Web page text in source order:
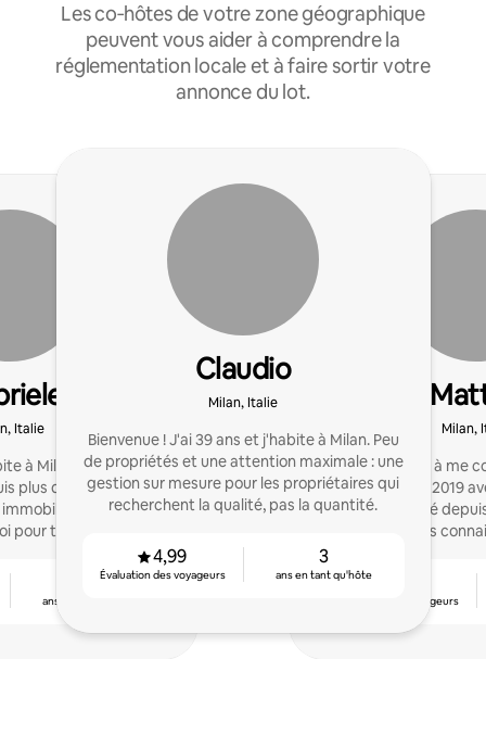
Les co‑hôtes de votre zone géographique
peuvent vous aider à comprendre la
réglementation locale et à faire sortir votre
annonce du lot.
Italie
à Milan et je travaille
plus de 2 ans, je gère
à Milan et
pour tout besoin !
ans en tant qu'hôte
Claudio
Milan, Italie
Bienvenue ! J'ai 39 ans et j'habite à Milan. Peu
de propriétés et une attention maximale : une
gestion sur mesure pour les propriétaires qui
recherchent la qualité, pas la quantité.
4,99
Évaluation des voyageurs
3
ans en tant qu'hôte
Milan,
J'ai commencé à me
courte durée en 2019
Je n'ai pas arrêté
des amis et des
Évaluation des voyageurs